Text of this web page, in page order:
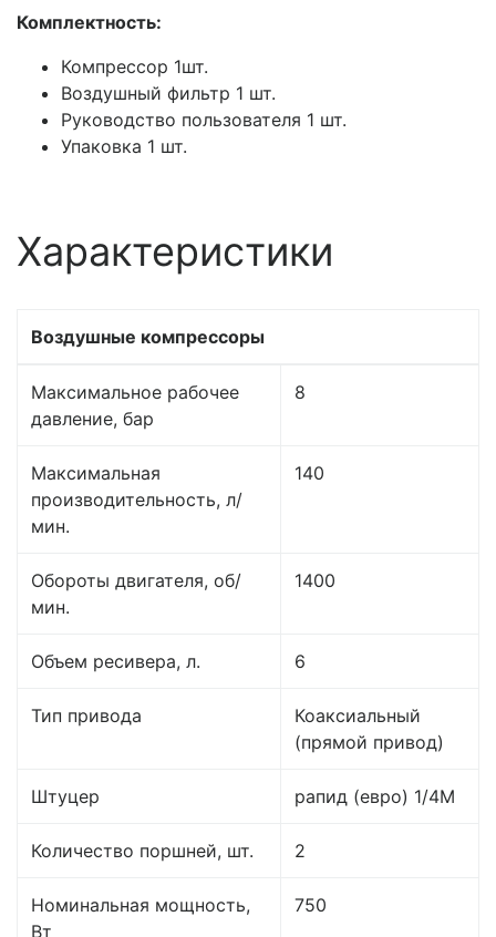
Комплектность:
Компрессор 1шт.
Воздушный фильтр 1 шт.
Руководство пользователя 1 шт.
Упаковка 1 шт.
Характеристики
Воздушные компрессоры
Максимальное рабочее
давление, бар
8
Максимальная
производительность, л/
мин.
140
Обороты двигателя, об/
мин.
1400
Объем ресивера, л. 6
Тип привода
Коаксиальный
(прямой привод)
Штуцер рапид (евро) 1/4М
Количество поршней, шт. 2
Номинальная мощность,
Вт
750